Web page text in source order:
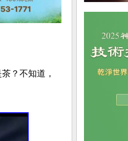
？不知道，